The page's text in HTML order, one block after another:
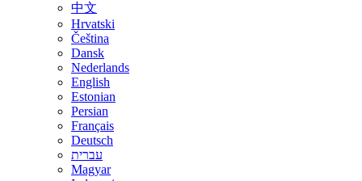
中文
Hrvatski
Čeština
Dansk
Nederlands
English
Estonian
Persian
Français
Deutsch
עברית
Magyar